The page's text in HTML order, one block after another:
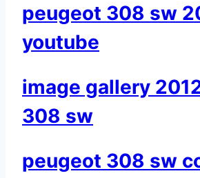
peugeot 308 sw
youtube
image gallery
308 sw
peugeot 308 sw